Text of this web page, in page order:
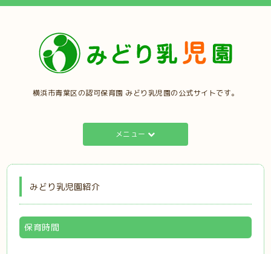
横浜市青葉区の認可保育園 みどり乳児園の公式サイトです。
メニュー
みどり乳児園紹介
保育時間